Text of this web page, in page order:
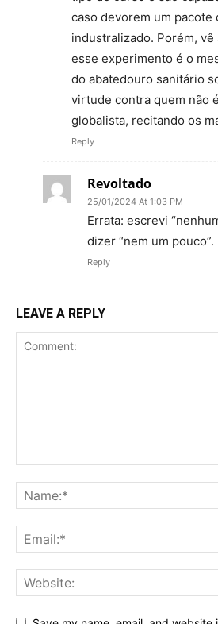
caso devorem um pacote
industralizado. Porém,
esse experimento é o
do abatedouro sanitário
virtude contra quem não
globalista, recitando os
Reply
Revoltado
25/01/2024 At 1:03 PM
Errata: escrevi
dizer “nem um
Reply
LEAVE A REPLY